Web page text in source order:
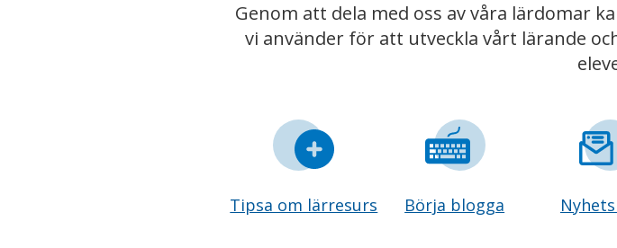
Genom att dela med oss av våra lärdomar
vi använder för att utveckla vårt lärande
Tipsa om lärresurs Börja blogga